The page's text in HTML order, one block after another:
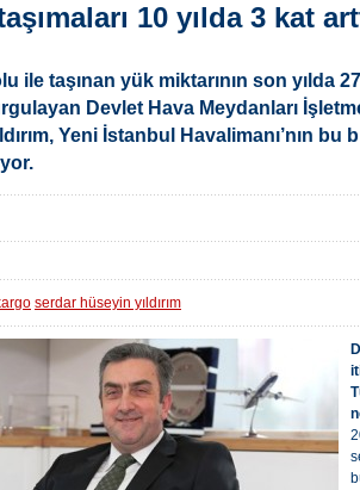
10 yılda 3 kat
ile taşınan yük miktarının son yılda
Devlet Hava Meydanları
Yeni İstanbul Havalimanı’nın bu
serdar hüseyin yıldırım